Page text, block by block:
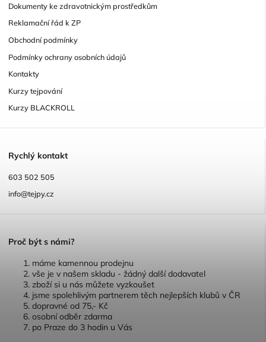
Dokumenty ke zdravotnickým prostředkům
Reklamační řád k ZP
Obchodní podmínky
Podmínky ochrany osobních údajů
Kontakty
Kurzy tejpování
Kurzy BLACKROLL
Rychlý kontakt
603 502 505
info@tejpy.cz
Proč být s námi?
máme kamennou prodejnu
vše je v našem skladu - žádný další dodavatel
zboží si u nás můžete vyzkoušet
jsme spolehlivým partnerem těch nejlepších klubů v ČR
dopravné od 75,- Kč
osobní odběr zdarma
po Praze do 3 hodin u Vás